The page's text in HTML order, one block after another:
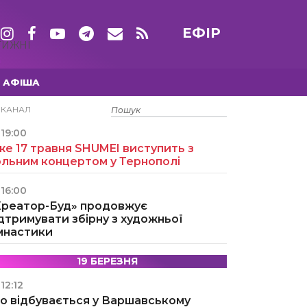
ЕФІР
АФІША
15 ТРАВНЯ
19:00
17 травня SHUMEI виступить з
концертом у Тернополі
16:00
Буд» продовжує
збірну з художньої
19 БЕРЕЗНЯ
12:12
відбувається у Варшавському